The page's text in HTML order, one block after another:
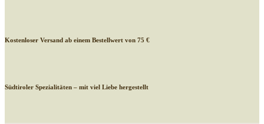
Kostenloser Versand ab einem Bestellwert von 75 €
Südtiroler Spezialitäten – mit viel Liebe hergestellt